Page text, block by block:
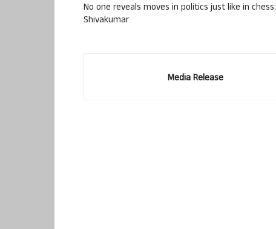
No one reveals moves in politics just like in chess:
Shivakumar
Media Release